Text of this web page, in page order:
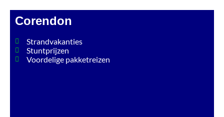
Corendon
Strandvakanties
Stuntprijzen
Voordelige pakketreizen